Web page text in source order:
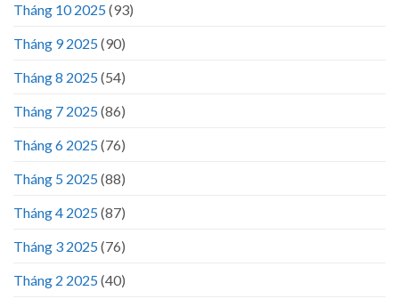
Tháng 10 2025(93)
Tháng 9 2025(90)
Tháng 8 2025(54)
Tháng 7 2025(86)
Tháng 6 2025(76)
Tháng 5 2025(88)
Tháng 4 2025(87)
Tháng 3 2025(76)
Tháng 2 2025(40)